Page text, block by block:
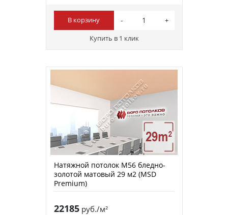
В корзину
Купить в 1 клик
Натяжной потолок M56 бледно-
золотой матовый 29 м2 (MSD
Premium)
22185руб./м²